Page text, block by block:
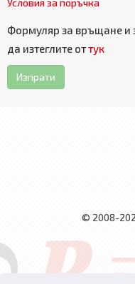
Формуляр за връщане и
да изтеглите оттук
Изпрати
© 2008-